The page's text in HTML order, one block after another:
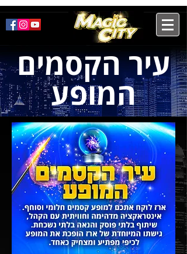
עיר הקסמים
המופע